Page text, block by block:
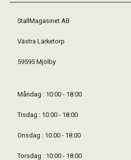
StallMagasinet AB
Västra Lärketorp
59595 Mjölby
Måndag : 10:00 - 18:00
Tisdag : 10:00 - 18:00
Onsdag : 10:00 - 18:00
Torsdag : 10:00 - 18:00